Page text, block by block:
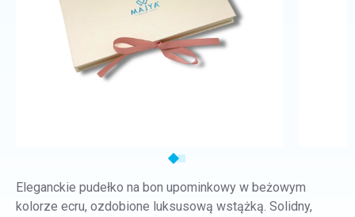
Eleganckie pudełko na bon upominkowy w beżowym
kolorze ecru, ozdobione luksusową wstążką. Solidny,